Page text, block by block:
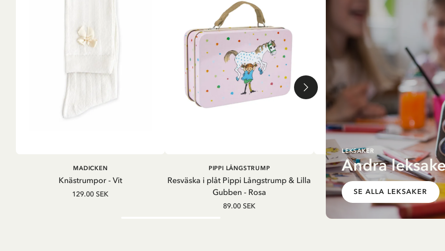
LEKSAKER
Andra
SE ALLA LEKSAKER
Knästrumpor - Vit
MADICKEN
129.00 SEK
LÄGG I VARUKORG
Resväska i plåt Pippi Långstrump & Lilla
Gubben - Rosa
PIPPI LÅNGSTRUMP
89.00 SEK
LÄGG I VARUKORG
Resväska i plåt Pippi
picknick - Vit
PIPPI LÅNGSTRUMP
89.00 SEK